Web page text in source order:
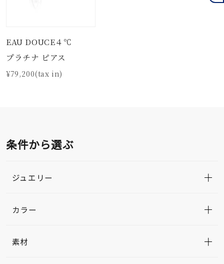
EAU DOUCE４℃
プラチナ ピアス
¥79,200(tax in)
条件から選ぶ
ジュエリー
カラー
素材